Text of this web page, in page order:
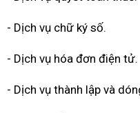
- Dịch vụ chữ ký số.
- Dịch vụ hóa đơn điện tử.
- Dịch vụ thành lập và